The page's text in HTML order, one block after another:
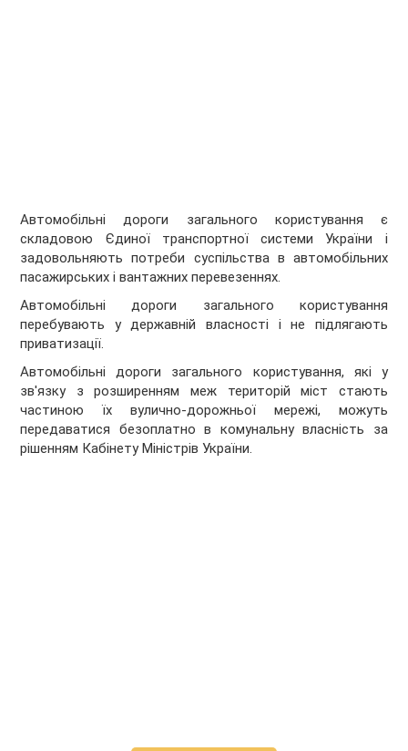
Автомобільні дороги загального користування є
складовою Єдиної транспортної системи України і
задовольняють потреби суспільства в автомобільних
пасажирських і вантажних перевезеннях.
Автомобільні дороги загального користування
перебувають у державній власності і не підлягають
приватизації.
Автомобільні дороги загального користування, які у
зв'язку з розширенням меж територій міст стають
частиною їх вулично-дорожньої мережі, можуть
передаватися безоплатно в комунальну власність за
рішенням Кабінету Міністрів України.